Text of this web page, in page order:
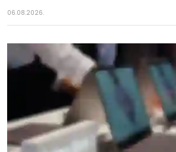
06.08.2026.